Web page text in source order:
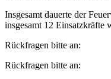
Insgesamt dauerte der
insgesamt 12 Einsatzkräfte
Rückfragen bitte an:
Rückfragen bitte an: